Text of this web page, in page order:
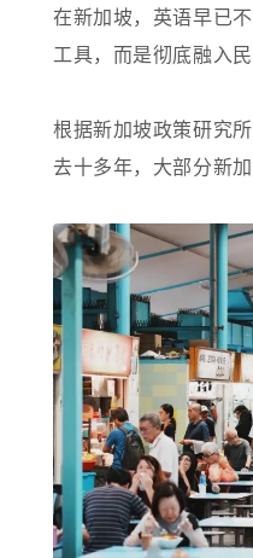
在新加坡，英语早已
工具，而是彻底融入
根据新加坡政策研究
去十多年，大部分新